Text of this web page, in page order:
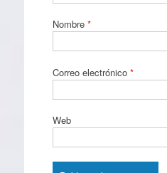
Nombre *
Correo electrónico *
Web